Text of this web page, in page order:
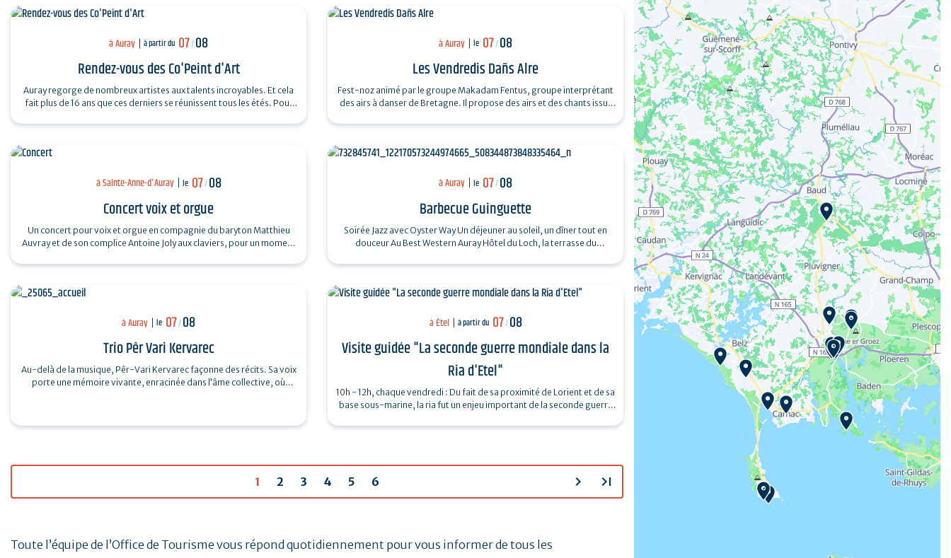
à Auray à partir du 07/08
Rendez-vous des Co'Peint d'Art
Auray regorge de nombreux artistes aux talents incroyables. Et cela
fait plus de 16 ans que ces derniers se réunissent tous les étés. Pour
à Auray le 07/08
Les Vendredis Dañs Alre
Fest-noz animé par le groupe Makadam Fentus, groupe interprétant
des airs à danser de Bretagne. Il propose des airs et des chants issus
à Sainte-Anne-d'Auray le 07/ 08
Concert voix et orgue
Un concert pour voix et orgue en compagnie du baryton Matthieu
Auvray et de son complice Antoine Joly aux claviers, pour un moment
à Auray le 07/08
Barbecue Guinguette
Soirée Jazz avec Oyster Way Un déjeuner au soleil, un dîner tout en
douceur Au Best Western Auray Hôtel du Loch, la terrasse du
à Auray le 07/08
Trio Pêr Vari Kervarec
Au-delà de la musique, Pêr-Vari Kervarec façonne des récits. Sa voix
porte une mémoire vivante, enracinée dans l’âme collective, où
à Étel à partir du 07/ 08
Visite guidée "La seconde guerre mondiale dans la
Ria d'Etel"
10h - 12h, chaque vendredi : Du fait de sa proximité de Lorient et de sa
base sous-marine, la ria fut un enjeu important de la seconde guerre
1 2 3 4 5 6 chevron_right last_page
Toute l’équipe de l’Office de Tourisme vous répond quotidiennement pour vous informer de tous les